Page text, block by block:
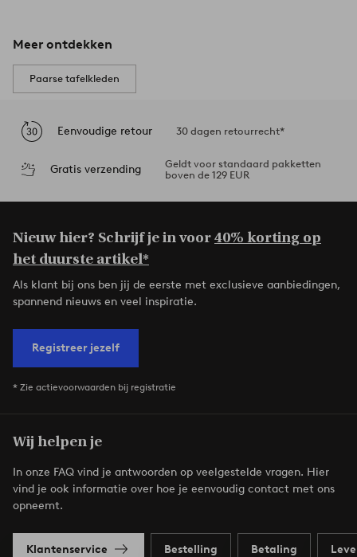
Meer ontdekken
Paarse tafelkleden
Eenvoudige retour 30 dagen retourrecht*
Gratis verzending
Geldt voor standaard pakketten
boven de 129 EUR
Nieuw hier? Schrijf je in voor40% korting op
het duurste artikel*
Als klant bij ons ben jij de eerste met exclusieve aanbiedingen,
spannend nieuws en veel inspiratie.
Registreer jezelf
* Zie actievoorwaarden bij registratie
Wij helpen je
In onze FAQ vind je antwoorden op veelgestelde vragen. Hier
vind je ook informatie over hoe je eenvoudig contact met ons
opneemt.
Klantenservice Bestelling Betaling